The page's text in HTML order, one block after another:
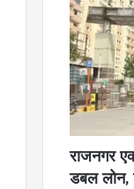
राजनगर
डबल लोन,